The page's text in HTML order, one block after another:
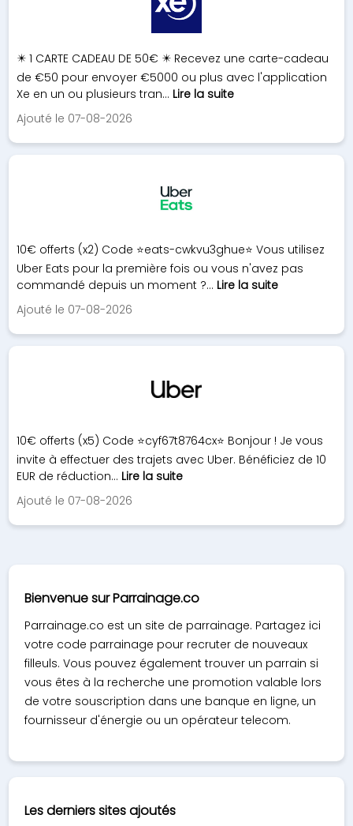
✴️ 1 CARTE CADEAU DE 50€ ✴️ Recevez une carte-cadeau
de €50 pour envoyer €5000 ou plus avec l'application
Xe en un ou plusieurs tran... Lire la suite
Ajouté le 07-08-2026
10€ offerts (x2) Code ⭐eats-cwkvu3ghue⭐ Vous utilisez
Uber Eats pour la première fois ou vous n'avez pas
commandé depuis un moment ?... Lire la suite
Ajouté le 07-08-2026
10€ offerts (x5) Code ⭐cyf67t8764cx⭐ Bonjour ! Je vous
invite à effectuer des trajets avec Uber. Bénéficiez de 10
EUR de réduction... Lire la suite
Ajouté le 07-08-2026
Bienvenue sur Parrainage.co
Parrainage.co est un site de parrainage. Partagez ici
votre code parrainage pour recruter de nouveaux
filleuls. Vous pouvez également trouver un parrain si
vous êtes à la recherche une promotion valable lors
de votre souscription dans une banque en ligne, un
fournisseur d'énergie ou un opérateur telecom.
Les derniers sites ajoutés